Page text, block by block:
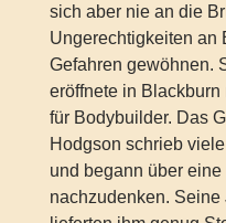
sich aber nie an die
Ungerechtigkeiten an
Gefahren gewöhnen.
eröffnete in
für Bodybuilder. Das
Hodgson schrieb
und begann über
nachzudenken. Seine